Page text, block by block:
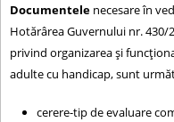
i
c
Documentele necesare în
Hotărârea Guvernului nr.
privind organizarea şi
adulte cu handicap, sunt
cerere-tip de evaluare